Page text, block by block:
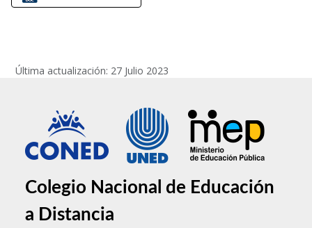
Última actualización: 27 Julio 2023
Colegio Nacional de Educación
a Distancia